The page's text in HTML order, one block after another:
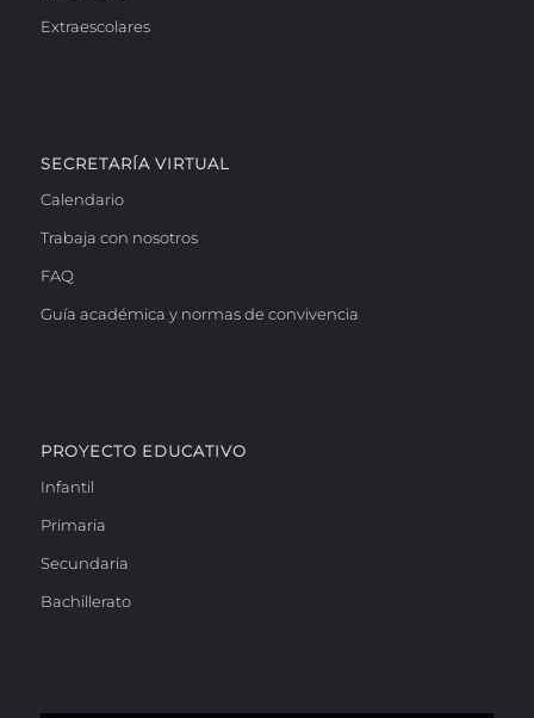
Extraescolares
SECRETARÍA VIRTUAL
Calendario
Trabaja con nosotros
FAQ
Guía académica y normas de convivencia
PROYECTO EDUCATIVO
Infantil
Primaria
Secundaria
Bachillerato